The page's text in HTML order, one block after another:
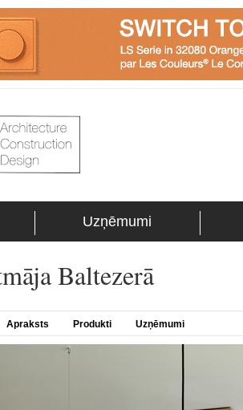
Uzņēmumi
Baltezerā
Apraksts Produkti Uzņēmumi